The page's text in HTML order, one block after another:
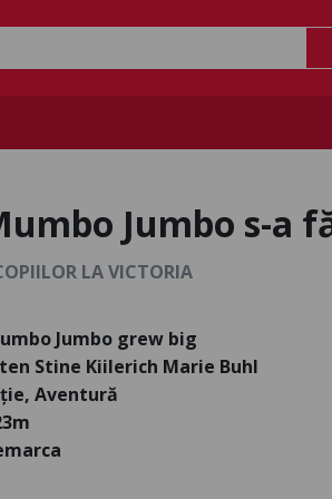
Jumbo s-a
LA VICTORIA
Jumbo grew big
Stine Kiilerich Marie Buhl
Aventură